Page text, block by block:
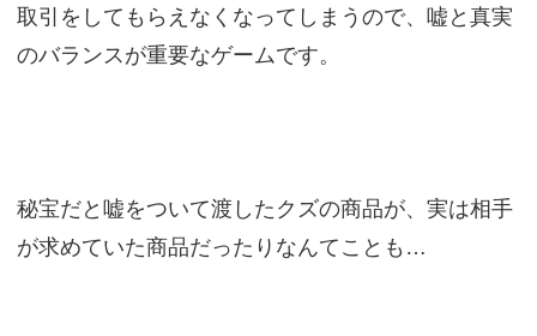
取引をしてもらえなくなってしまうので、嘘と真実
のバランスが重要なゲームです。
秘宝だと嘘をついて渡したクズの商品が、実は相手
が求めていた商品だったりなんてことも…